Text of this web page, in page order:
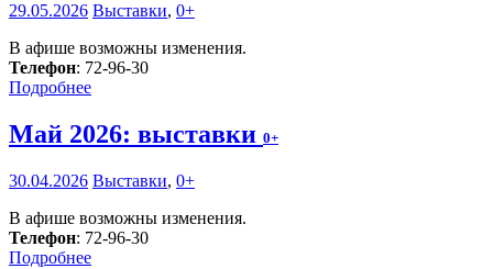
29.05.2026 Выставки, 0+
В афише возможны изменения.
Телефон: 72-96-30
Подробнее
Май 2026: выставки 0+
30.04.2026 Выставки, 0+
В афише возможны изменения.
Телефон: 72-96-30
Подробнее